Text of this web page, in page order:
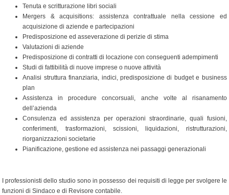
Tenuta e scritturazione libri sociali
Mergers & acquisitions: assistenza contrattuale nella cessione ed
acquisizione di aziende e partecipazioni
Predisposizione ed asseverazione di perizie di stima
Valutazioni di aziende
Predisposizione di contratti di locazione con conseguenti adempimenti
Studi di fattibilità di nuove imprese o nuove attività
Analisi struttura finanziaria, indici, predisposizione di budget e business
plan
Assistenza in procedure concorsuali, anche volte al risanamento
dell’azienda
Consulenza ed assistenza per operazioni straordinarie, quali fusioni,
conferimenti, trasformazioni, scissioni, liquidazioni, ristrutturazioni,
riorganizzazioni societarie
Pianificazione, gestione ed assistenza nei passaggi generazionali
I professionisti dello studio sono in possesso dei requisiti di legge per svolgere le
funzioni di Sindaco e di Revisore contabile.